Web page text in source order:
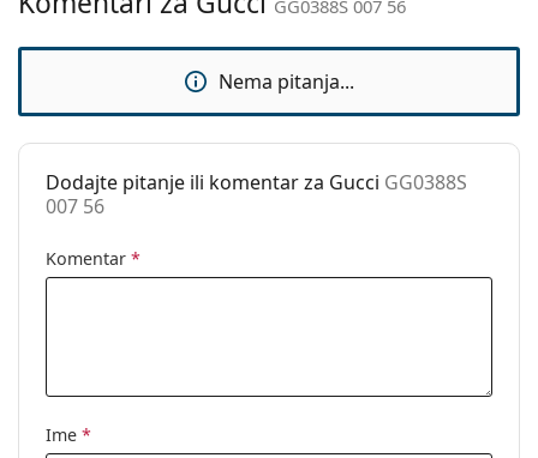
GG0388S 007 56
Nema pitanja...
Dodajte pitanje ili komentar za Gucci GG0388S
007 56
Komentar *
Ime *